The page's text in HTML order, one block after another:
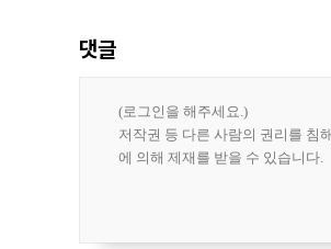
댓글